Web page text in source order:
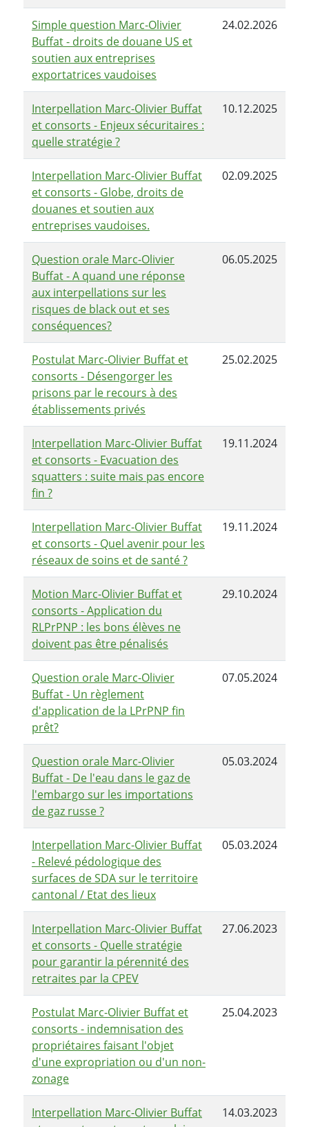
Simple question Marc-Olivier
Buffat - droits de douane US et
soutien aux entreprises
exportatrices vaudoises
24.02.2026
Interpellation Marc-Olivier Buffat
et consorts - Enjeux sécuritaires :
quelle stratégie ?
10.12.2025
Interpellation Marc-Olivier Buffat
et consorts - Globe, droits de
douanes et soutien aux
entreprises vaudoises.
02.09.2025
Question orale Marc-Olivier
Buffat - A quand une réponse
aux interpellations sur les
risques de black out et ses
conséquences?
06.05.2025
Postulat Marc-Olivier Buffat et
consorts - Désengorger les
prisons par le recours à des
établissements privés
25.02.2025
Interpellation Marc-Olivier Buffat
et consorts - Evacuation des
squatters : suite mais pas encore
fin ?
19.11.2024
Interpellation Marc-Olivier Buffat
et consorts - Quel avenir pour les
réseaux de soins et de santé ?
19.11.2024
Motion Marc-Olivier Buffat et
consorts - Application du
RLPrPNP : les bons élèves ne
doivent pas être pénalisés
29.10.2024
Question orale Marc-Olivier
Buffat - Un règlement
d'application de la LPrPNP fin
prêt?
07.05.2024
Question orale Marc-Olivier
Buffat - De l'eau dans le gaz de
l'embargo sur les importations
de gaz russe ?
05.03.2024
Interpellation Marc-Olivier Buffat
- Relevé pédologique des
surfaces de SDA sur le territoire
cantonal / Etat des lieux
05.03.2024
Interpellation Marc-Olivier Buffat
et consorts - Quelle stratégie
pour garantir la pérennité des
retraites par la CPEV
27.06.2023
Postulat Marc-Olivier Buffat et
consorts - indemnisation des
propriétaires faisant l'objet
d'une expropriation ou d'un non-
zonage
25.04.2023
Interpellation Marc-Olivier Buffat
14.03.2023